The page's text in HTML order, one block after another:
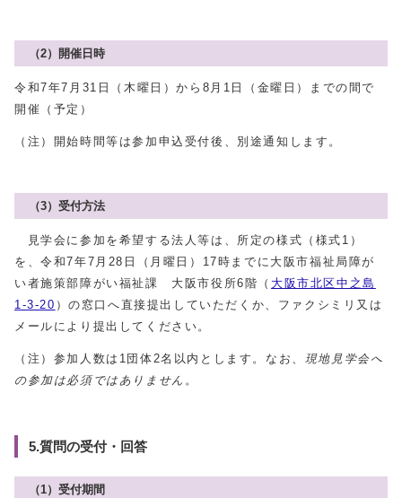
（2）開催日時
令和7年7月31日（木曜日）から8月1日（金曜日）までの間で
開催（予定）
（注）開始時間等は参加申込受付後、別途通知します。
（3）受付方法
見学会に参加を希望する法人等は、所定の様式（様式1）
を、令和7年7月28日（月曜日）17時までに大阪市福祉局障が
い者施策部障がい福祉課 大阪市役所6階（ 大阪市北区中之島
1-3-20 ）の窓口へ直接提出していただくか、ファクシミリ又は
メールにより提出してください。
（注）参加人数は1団体2名以内とします。なお、 現地見学会へ
の参加は必須ではありません 。
5.質問の受付・回答
（1）受付期間